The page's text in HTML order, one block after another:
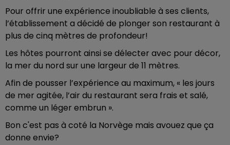
Pour offrir une expérience inoubliable à ses clients,
l’établissement a décidé de plonger son restaurant à
plus de cinq mètres de profondeur!
Les hôtes pourront ainsi se délecter avec pour décor,
la mer du nord sur une largeur de 11 mètres.
Afin de pousser l’expérience au maximum, « les jours
de mer agitée, l’air du restaurant sera frais et salé,
comme un léger embrun ».
Bon c'est pas à coté la Norvège mais avouez que ça
donne envie?